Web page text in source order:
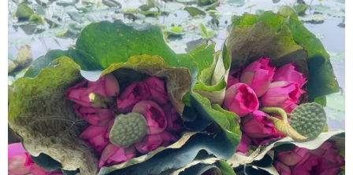
Tình cảm đặc biệt của một nhà nghiên
cứu Hong Kong với Bác Hồ
19/05/2022 06:17
Bác Lý Minh Hán tâm sự dù Chủ tịch Hồ Chí Minh đã đi
xa, nhưng nhân dân Việt Nam và cả nhân dân thế giới,